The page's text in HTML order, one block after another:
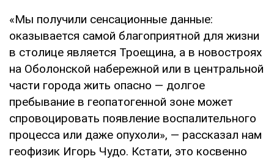
«Мы получили сенсационные данные:
оказывается самой благоприятной для жизни
в столице является Троещина, а в новостроях
на Оболонской набережной или в центральной
части города жить опасно — долгое
пребывание в геопатогенной зоне может
спровоцировать появление воспалительного
процесса или даже опухоли», — рассказал нам
геофизик Игорь Чудо. Кстати, это косвенно